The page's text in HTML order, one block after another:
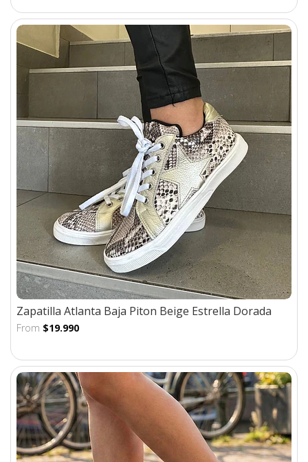
Zapatilla Atlanta Baja Piton Beige Estrella Dorada
From $19.990